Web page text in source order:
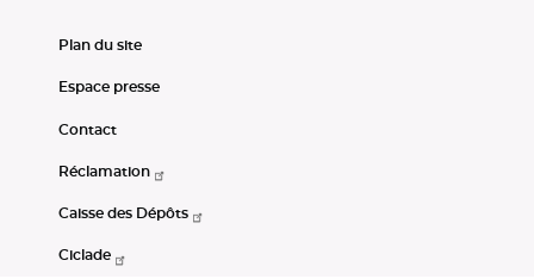
Plan du site
Espace presse
Contact
Réclamation
Caisse des Dépôts
Ciclade